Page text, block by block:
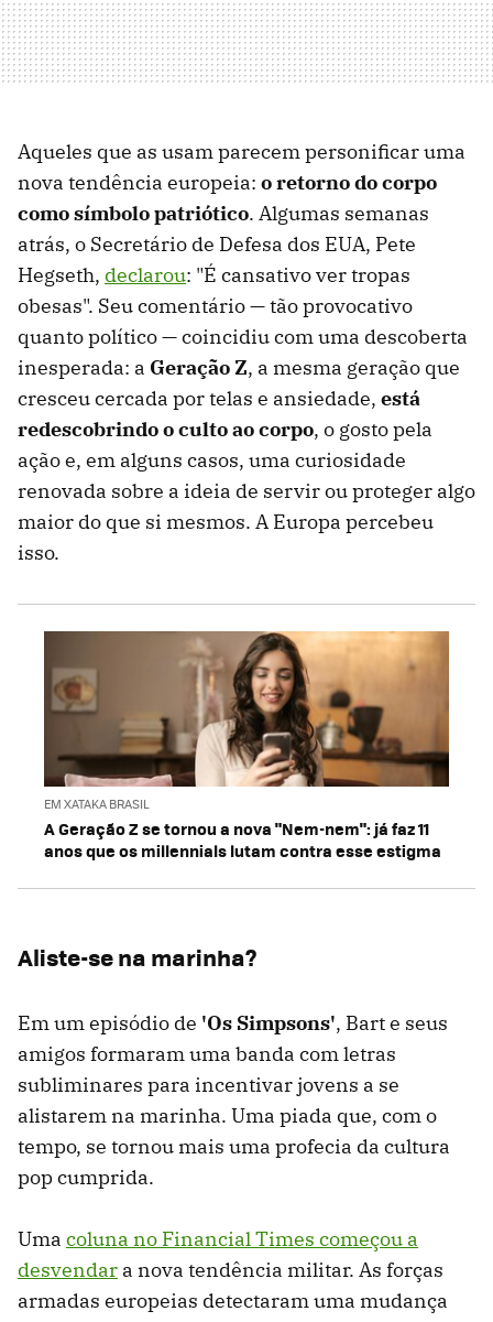
Aqueles que as usam parecem personificar uma
nova tendência europeia: o retorno do corpo
como símbolo patriótico. Algumas semanas
atrás, o Secretário de Defesa dos EUA, Pete
Hegseth, declarou: "É cansativo ver tropas
obesas". Seu comentário — tão provocativo
quanto político — coincidiu com uma descoberta
inesperada: a Geração Z, a mesma geração que
cresceu cercada por telas e ansiedade, está
redescobrindo o culto ao corpo, o gosto pela
ação e, em alguns casos, uma curiosidade
renovada sobre a ideia de servir ou proteger algo
maior do que si mesmos. A Europa percebeu
isso.
EM XATAKA BRASIL
A Geração Z se tornou a nova "Nem-nem": já faz 11
anos que os millennials lutam contra esse estigma
Aliste-se na marinha?
Em um episódio de 'Os Simpsons', Bart e seus
amigos formaram uma banda com letras
subliminares para incentivar jovens a se
alistarem na marinha. Uma piada que, com o
tempo, se tornou mais uma profecia da cultura
pop cumprida.
Uma coluna no Financial Times começou a
desvendar a nova tendência militar. As forças
armadas europeias detectaram uma mudança